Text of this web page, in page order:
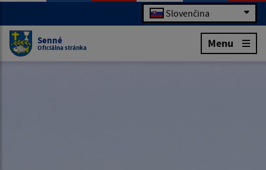
Slovenčina
Senné
Oficiálna stránka Menu